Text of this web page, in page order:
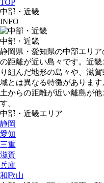
TOP
中部・近畿
INFO
中部・近畿
静岡県・愛知県の中部エリ
の距離が近い島々です。近
り組んだ地形の島々や、滋
域とは異なる特徴がありま
土からの距離が近い離島が
す。
中部・近畿エリア
静岡
愛知
三重
滋賀
兵庫
和歌山